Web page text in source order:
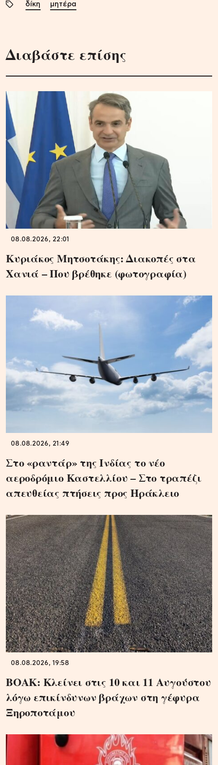
δίκη μητέρα
Διαβάστε επίσης
08.08.2026, 22:01
Κυριάκος Μητσοτάκης: Διακοπές στα
Χανιά – Που βρέθηκε (φωτογραφία)
08.08.2026, 21:49
Στο «ραντάρ» της Ινδίας το νέο
αεροδρόμιο Καστελλίου – Στο τραπέζι
απευθείας πτήσεις προς Ηράκλειο
08.08.2026, 19:58
ΒΟΑΚ: Κλείνει στις 10 και 11 Αυγούστου
λόγω επικίνδυνων βράχων στη γέφυρα
Ξηροποτάμου